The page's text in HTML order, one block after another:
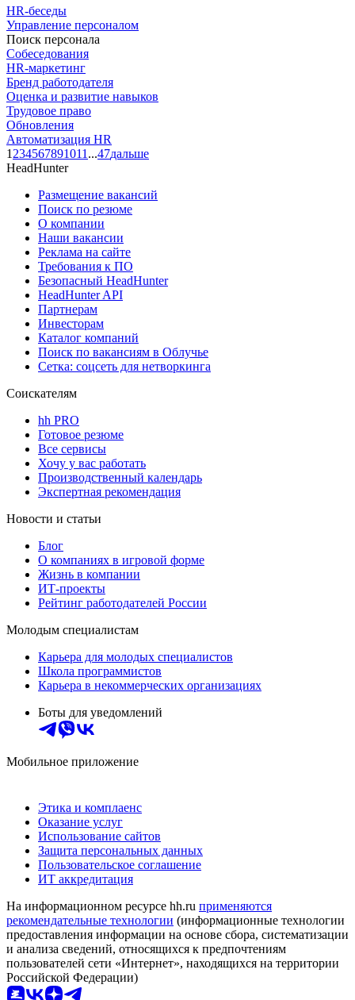
HR-беседы
Управление персоналом
Поиск персонала
Собеседования
HR-маркетинг
Бренд работодателя
Оценка и развитие навыков
Трудовое право
Обновления
Автоматизация HR
1 234567891011 ...47дальше
HeadHunter
Размещение вакансий
Поиск по резюме
О компании
Наши вакансии
Реклама на сайте
Требования к ПО
Безопасный HeadHunter
HeadHunter API
Партнерам
Инвесторам
Каталог компаний
Поиск по вакансиям в Облучье
Сетка: соцсеть для нетворкинга
Соискателям
hh PRO
Готовое резюме
Все сервисы
Хочу у вас работать
Производственный календарь
Экспертная рекомендация
Новости и статьи
Блог
О компаниях в игровой форме
Жизнь в компании
ИТ-проекты
Рейтинг работодателей России
Молодым специалистам
Карьера для молодых специалистов
Школа программистов
Карьера в некоммерческих организациях
Боты для уведомлений
Мобильное приложение
Этика и комплаенс
Оказание услуг
Использование сайтов
Защита персональных данных
Пользовательское соглашение
ИТ аккредитация
На информационном ресурсе hh.ru применяются
рекомендательные технологии (информационные технологии
предоставления информации на основе сбора, систематизации
и анализа сведений, относящихся к предпочтениям
пользователей сети «Интернет», находящихся на территории
Российской Федерации)